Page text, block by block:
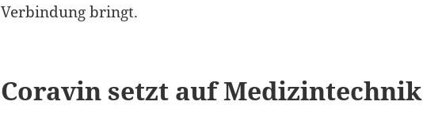
Verbindung bringt.
Coravin setzt auf Medizintechnik